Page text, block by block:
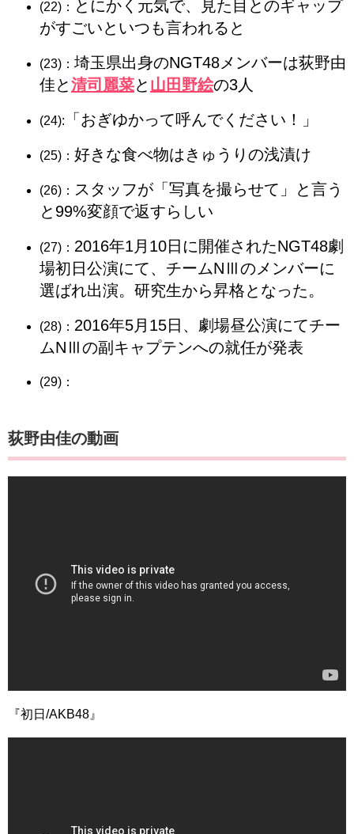
(22)： とにかく元気で、見た目とのギャップ
がすごいといつも言われると
(23)： 埼玉県出身のNGT48メンバーは荻野由
佳と清司麗菜と 山田野絵の3人
(24): 「おぎゆかって呼んでください！」
(25)： 好きな食べ物はきゅうりの浅漬け
(26)： スタッフが「写真を撮らせて」と言う
と99%変顔で返すらしい
(27)： 2016年1月10日に開催されたNGT48劇
場初日公演にて、チームNⅢのメンバーに
選ばれ出演。研究生から昇格となった。
(28)： 2016年5月15日、劇場昼公演にてチー
ムNⅢの副キャプテンへの就任が発表
(29)：
荻野由佳の動画
『初日/AKB48』